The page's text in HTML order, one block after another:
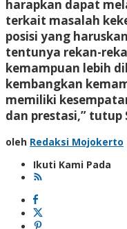
harapkan dapat
terkait masalah
posisi yang
tentunya rekan-
kemampuan lebih
kembangkan
memiliki
dan prestasi,” tutup
oleh Redaksi Mojokerto
Ikuti Kami Pada